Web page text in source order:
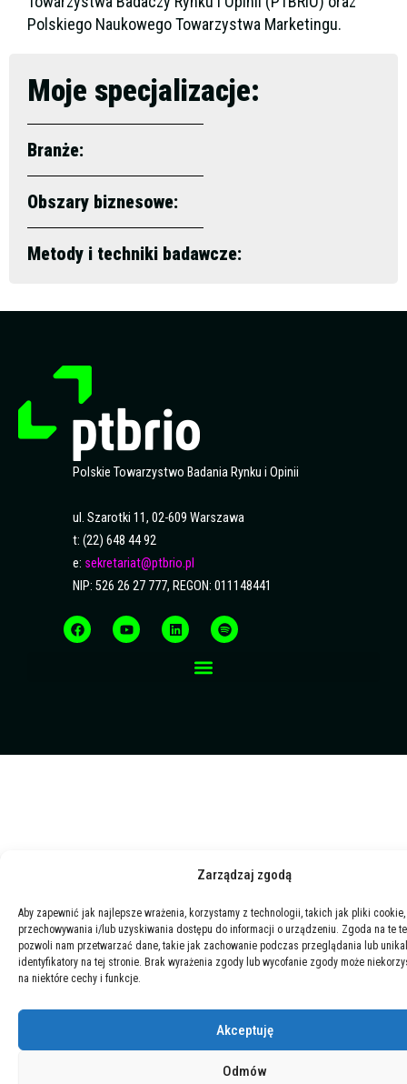
Zarządzaj zgodą
Aby zapewnić jak najlepsze wrażenia, korzystamy z technologii, takich jak pliki
przechowywania i/lub uzyskiwania dostępu do informacji o urządzeniu. Zgoda na te
pozwoli nam przetwarzać dane, takie jak zachowanie podczas przeglądania lub
identyfikatory na tej stronie. Brak wyrażenia zgody lub wycofanie zgody może
na niektóre cechy i funkcje.
Akceptuję
Odmów
Polskiego Naukowego Towarzystwa Marketingu.
Moje specjalizacje:
Branże:
Obszary biznesowe:
Metody i techniki badawcze:
Polskie Towarzystwo Badania Rynku i Opinii
ul. Szarotki 11, 02-609 Warszawa
t: (22) 648 44 92
e: sekretariat@ptbrio.pl
NIP: 526 26 27 777, REGON: 011148441
a
c
e
o
u
t
i
n
k
p
o
t